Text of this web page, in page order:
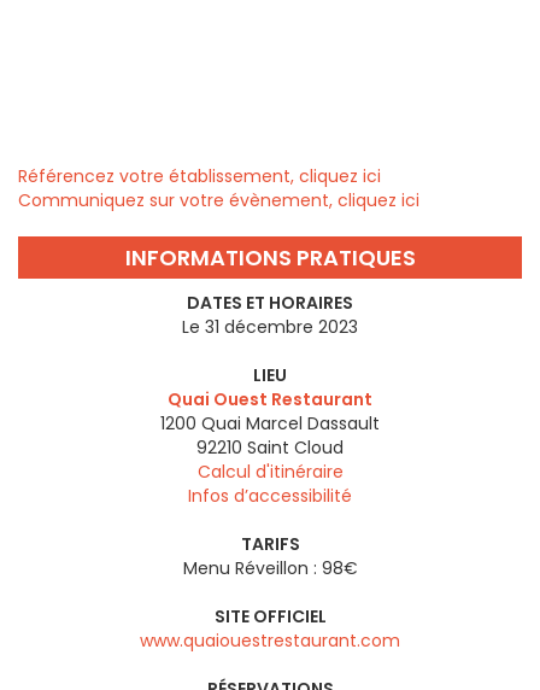
Référencez votre établissement, cliquez ici
Communiquez sur votre évènement, cliquez ici
INFORMATIONS PRATIQUES
DATES ET HORAIRES
Le 31 décembre 2023
LIEU
Quai Ouest Restaurant
1200 Quai Marcel Dassault
92210 Saint Cloud
Calcul d'itinéraire
Infos d’accessibilité
TARIFS
Menu Réveillon : 98€
SITE OFFICIEL
www.quaiouestrestaurant.com